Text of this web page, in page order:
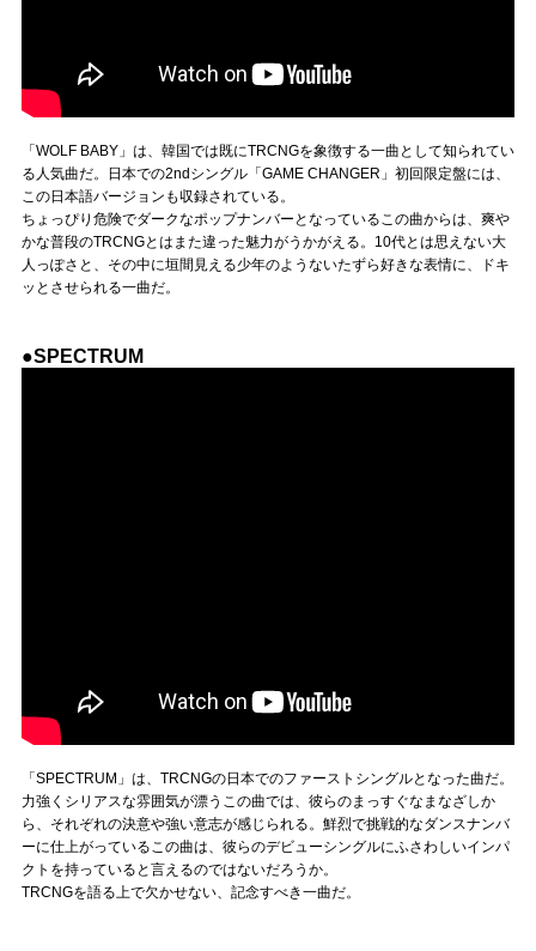
「WOLF BABY」は、韓国では既にTRCNGを象徴する一曲として知られてい
る人気曲だ。日本での2ndシングル「GAME CHANGER」初回限定盤には、
この日本語バージョンも収録されている。
ちょっぴり危険でダークなポップナンバーとなっているこの曲からは、爽や
かな普段のTRCNGとはまた違った魅力がうかがえる。10代とは思えない大
人っぽさと、その中に垣間見える少年のようないたずら好きな表情に、ドキ
ッとさせられる一曲だ。
●SPECTRUM
「SPECTRUM」は、TRCNGの日本でのファーストシングルとなった曲だ。
力強くシリアスな雰囲気が漂うこの曲では、彼らのまっすぐなまなざしか
ら、それぞれの決意や強い意志が感じられる。鮮烈で挑戦的なダンスナンバ
ーに仕上がっているこの曲は、彼らのデビューシングルにふさわしいインパ
クトを持っていると言えるのではないだろうか。
TRCNGを語る上で欠かせない、記念すべき一曲だ。